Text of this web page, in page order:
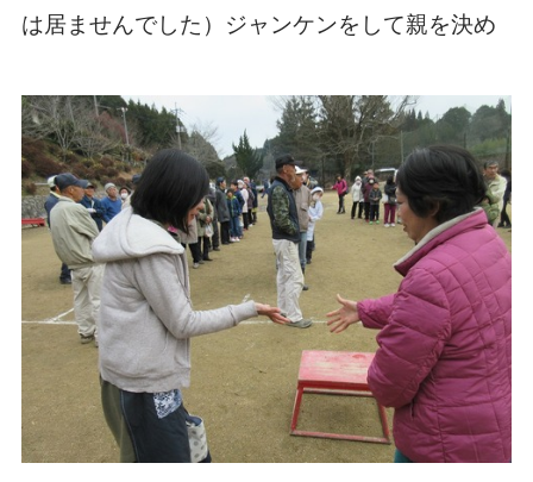
は居ませんでした）ジャンケンをして親を決め